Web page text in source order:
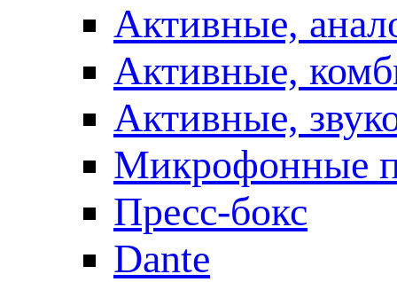
Активные,
Активные,
Активные,
Микрофонные
Пресс-бокс
Dante